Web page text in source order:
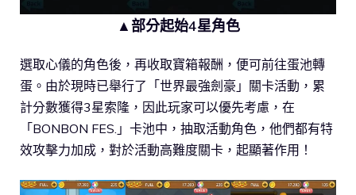
▲部分起始4星角色
選取心儀的角色後，再收取寶箱報酬，便可前往蛋池轉
蛋。由於現時已舉行了「世界最強劍豪」關卡活動，累
計分數獲得3星索隆，因此玩家可以優先考慮，在
「BONBON FES.」卡池中，抽取活動角色，他們都有特
效攻擊力加成，對於活動高難度關卡，起顯著作用！